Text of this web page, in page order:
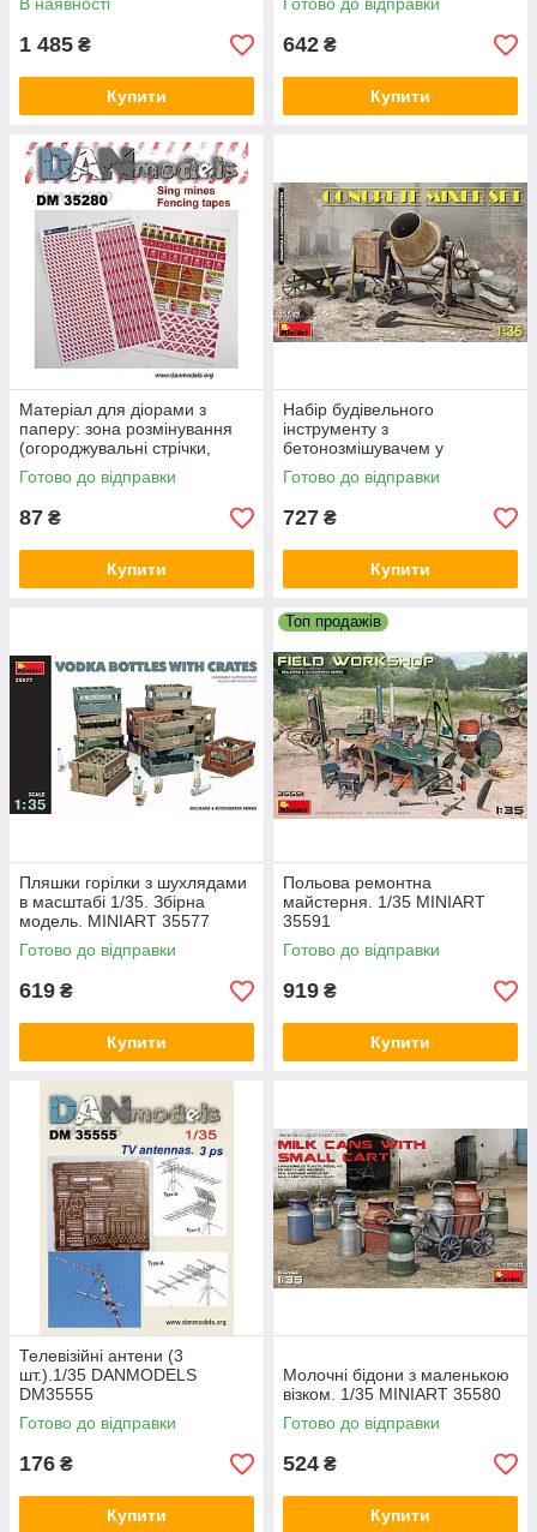
1 485 ₴
Купити
642 ₴
Купити
Матеріал для діорами з
паперу: зона розмінування
(огороджувальні стрічки,
попереджувальні знаки). 1/35
DANMODEL D
Готово до відправки
87 ₴
Купити
Набір будівельного
інструменту з
бетонозмішувачем у
масштабі 1/35. MINIART
35593
Готово до відправки
727 ₴
Купити
Пляшки горілки з шухлядами
в масштабі 1/35. Збірна
модель. MINIART 35577
Готово до відправки
619 ₴
Купити
Топ продажів
Польова ремонтна
майстерня. 1/35 MINIART
35591
Готово до відправки
919 ₴
Купити
Телевізійні антени (3
шт.).1/35 DANMODELS
DM35555
Готово до відправки
176 ₴
Купити
Молочні бідони з маленькою
візком. 1/35 MINIART 35580
Готово до відправки
524 ₴
Купити